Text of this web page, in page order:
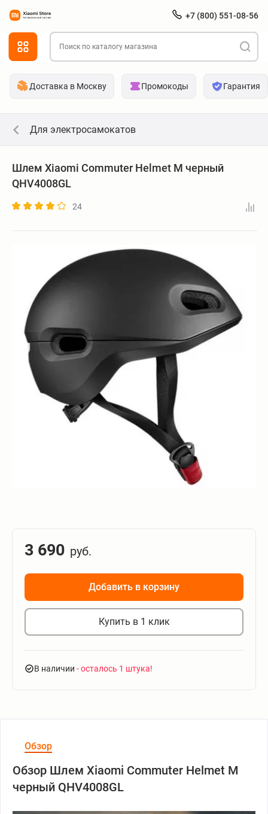
+7 (800) 551-08-56
Доставка в Москву Промокоды Гарантия
Для электросамокатов
Шлем Xiaomi Commuter Helmet M черный
QHV4008GL
24
3 690 руб.
Добавить в корзину
Купить в 1 клик
В наличии - осталось 1 штука
Обзор
Обзор Шлем Xiaomi Commuter Helmet M
черный QHV4008GL